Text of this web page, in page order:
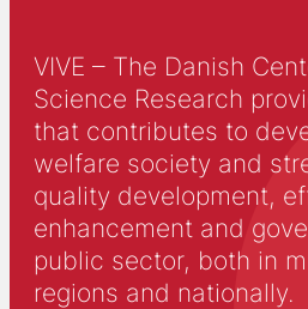
VIVE – The Danish
Science Research
that contributes to
welfare society and
quality development,
enhancement and
public sector, both in
regions and nationally.